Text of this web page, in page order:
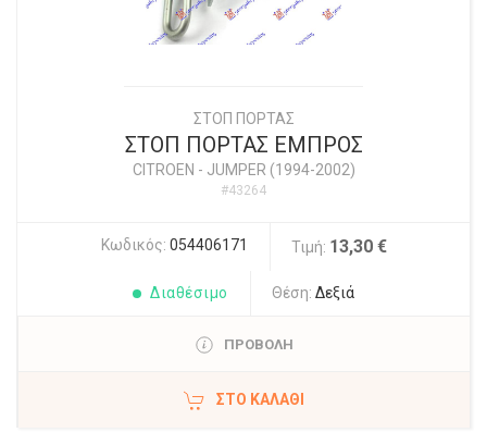
ΣΤΟΠ ΠΟΡΤΑΣ
ΣΤΟΠ ΠΟΡΤΑΣ ΕΜΠΡΟΣ
CITROEN - JUMPER (1994-2002)
#43264
Κωδικός: 054406171 Τιμή: 13,30 €
Διαθέσιμο Θέση: Δεξιά
ΠΡΟΒΟΛΗ
ΣΤΟ ΚΑΛΆΘΙ